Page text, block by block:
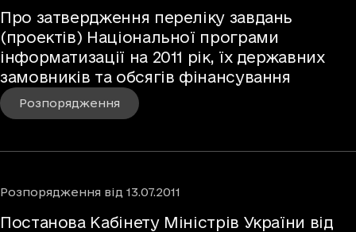
Про затвердження переліку завдань
(проектів) Національної програми
інформатизації на 2011 рік, їх державних
замовників та обсягів фінансування
Розпорядження
Розпорядження від 13.07.2011
Постанова Кабінету Міністрів України від